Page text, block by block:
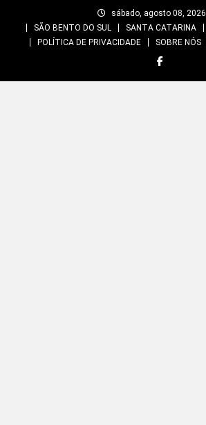
sábado, agosto 08, 2026
SÃO BENTO DO SUL
SANTA CATARINA
POLÍTICA DE PRIVACIDADE
SOBRE NÓS